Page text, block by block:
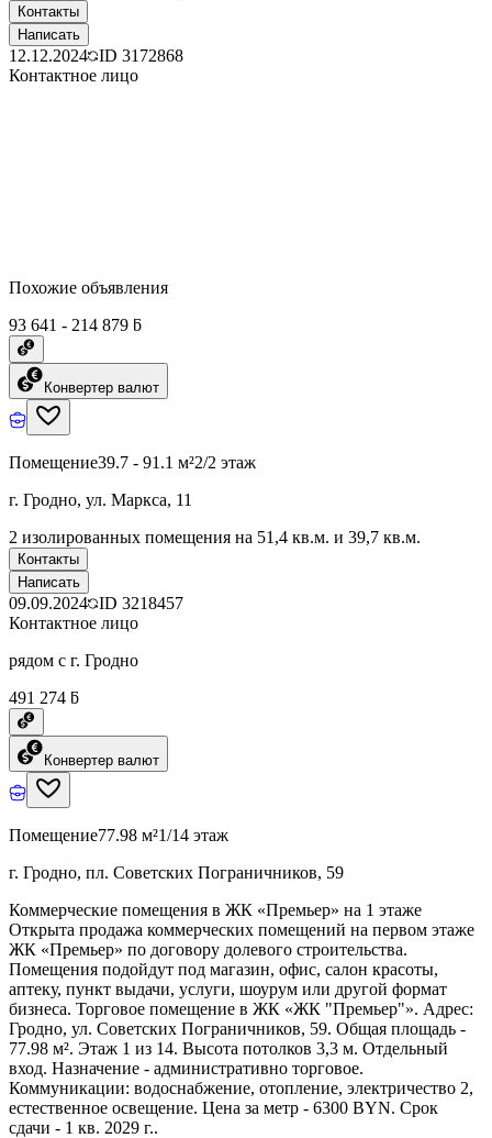
Контакты
Написать
12.12.2024 ID 3172868
Контактное лицо
Похожие объявления
93 641 - 214 879 ƃ
Конвертер валют
Помещение39.7 - 91.1 м²2/2 этаж
г. Гродно, ул. Маркса, 11
2 изолированных помещения на 51,4 кв.м. и 39,7 кв.м.
Контакты
Написать
09.09.2024 ID 3218457
Контактное лицо
рядом с г. Гродно
491 274 ƃ
Конвертер валют
Помещение77.98 м²1/14 этаж
г. Гродно, пл. Советских Пограничников, 59
Коммерческие помещения в ЖК «Премьер» на 1 этаже
Открыта продажа коммерческих помещений на первом этаже
ЖК «Премьер» по договору долевого строительства.
Помещения подойдут под магазин, офис, салон красоты,
аптеку, пункт выдачи, услуги, шоурум или другой формат
бизнеса. Торговое помещение в ЖК «ЖК "Премьер"». Адрес:
Гродно, ул. Советских Пограничников, 59. Общая площадь -
77.98 м². Этаж 1 из 14. Высота потолков 3,3 м. Отдельный
вход. Назначение - административно торговое.
Коммуникации: водоснабжение, отопление, электричество 2,
естественное освещение. Цена за метр - 6300 BYN. Срок
сдачи - 1 кв. 2029 г..